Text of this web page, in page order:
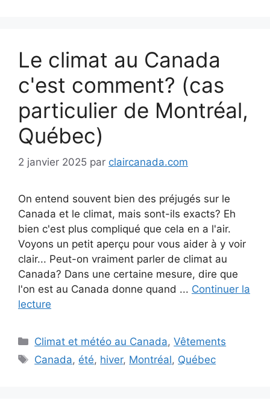
Le climat au Canada
c'est comment? (cas
particulier de Montréal,
Québec)
2 janvier 2025 par claircanada.com
On entend souvent bien des préjugés sur le
Canada et le climat, mais sont-ils exacts? Eh
bien c'est plus compliqué que cela en a l'air.
Voyons un petit aperçu pour vous aider à y voir
clair... Peut-on vraiment parler de climat au
Canada? Dans une certaine mesure, dire que
l'on est au Canada donne quand ... Continuer la
lecture
Catégories
Climat et météo au Canada,Vêtements
Étiquettes
Canada, été, hiver, Montréal, Québec